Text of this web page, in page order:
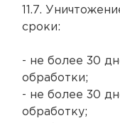
11.7.
сроки:
- не более 30
обработки;
- не более 30
обработку;